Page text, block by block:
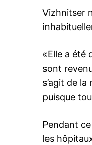
Vizhnitser
«Elle a été
sont
s’agit de
puisque
Pendant
les